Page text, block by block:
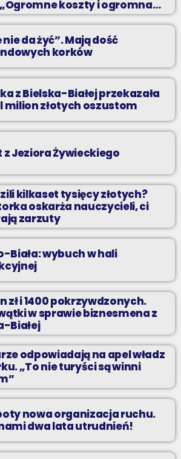
koszty i ogromna
nie da żyć”. Mają dość
korków
z Bielska-Białej przekazała
milion złotych oszustom
z Jeziora Żywieckiego
kilkaset tysięcy złotych?
oskarża nauczycieli, ci
zarzuty
Biała: wybuch w hali
zł i 1400 pokrzywdzonych.
w sprawie biznesmena z
Białej
odpowiadają na apel władz
„To nie turyści są winni
nowa organizacja ruchu.
dwa lata utrudnień!